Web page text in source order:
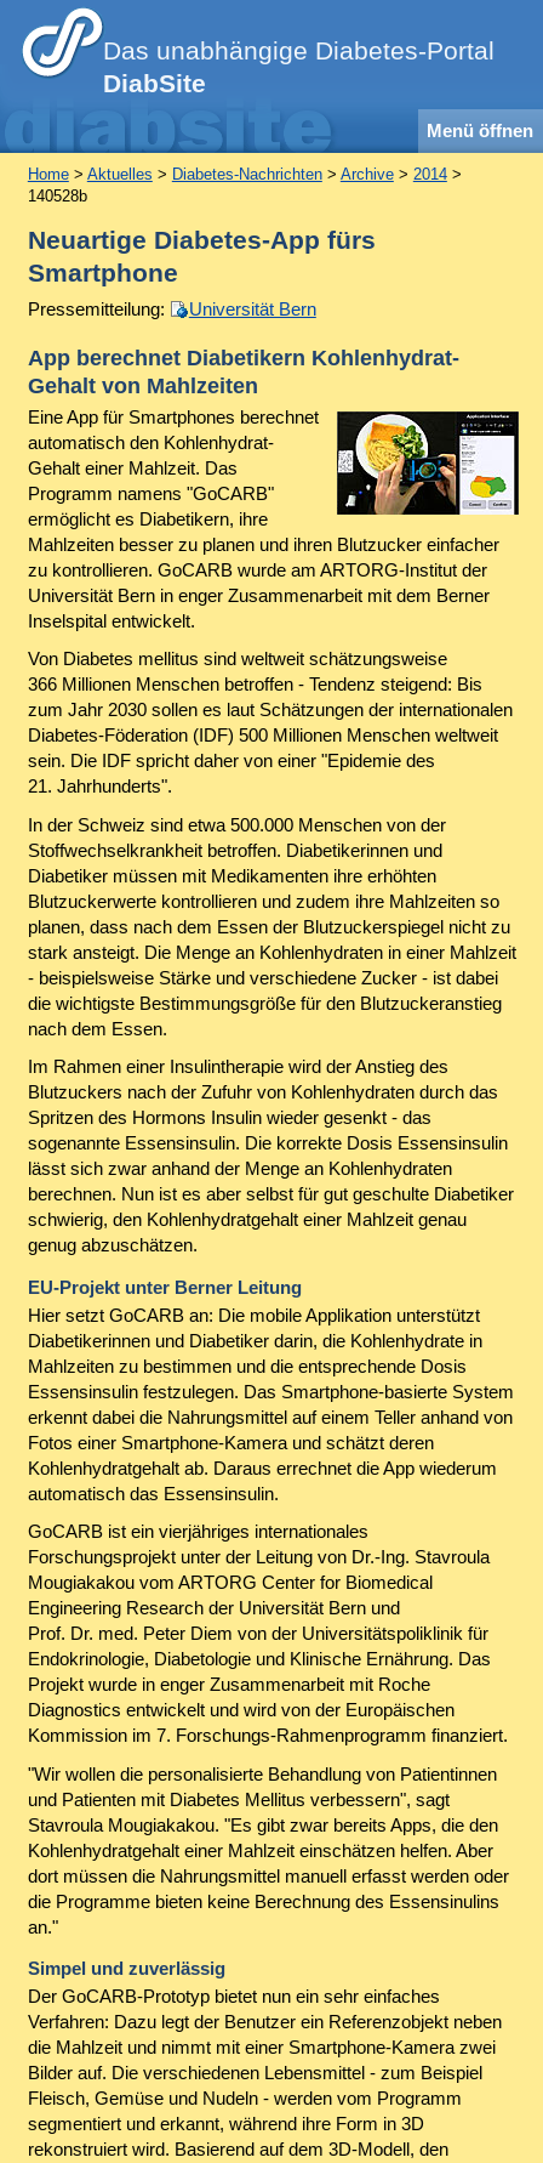
Das unabhängige Diabetes-Portal
DiabSite
Menü öffnen
Home> Aktuelles > Diabetes-Nachrichten> Archive> 2014>
140528b
Neuartige Diabetes-App fürs
Smartphone
Pressemitteilung: Universität Bern
App berechnet Diabetikern Kohlenhydrat-
Gehalt von Mahlzeiten
Eine App für Smartphones berechnet
automatisch den Kohlenhydrat-
Gehalt einer Mahlzeit. Das
Programm namens "GoCARB"
ermöglicht es Diabetikern, ihre
Mahlzeiten besser zu planen und ihren Blutzucker einfacher
zu kontrollieren. GoCARB wurde am ARTORG-Institut der
Universität Bern in enger Zusammenarbeit mit dem Berner
Inselspital entwickelt.
Von Diabetes mellitus sind weltweit schätzungsweise
366 Millionen Menschen betroffen - Tendenz steigend: Bis
zum Jahr 2030 sollen es laut Schätzungen der internationalen
Diabetes-Föderation (IDF) 500 Millionen Menschen weltweit
sein. Die IDF spricht daher von einer "Epidemie des
21. Jahrhunderts".
In der Schweiz sind etwa 500.000 Menschen von der
Stoffwechselkrankheit betroffen. Diabetikerinnen und
Diabetiker müssen mit Medikamenten ihre erhöhten
Blutzuckerwerte kontrollieren und zudem ihre Mahlzeiten so
planen, dass nach dem Essen der Blutzuckerspiegel nicht zu
stark ansteigt. Die Menge an Kohlenhydraten in einer Mahlzeit
- beispielsweise Stärke und verschiedene Zucker - ist dabei
die wichtigste Bestimmungsgröße für den Blutzuckeranstieg
nach dem Essen.
Im Rahmen einer Insulintherapie wird der Anstieg des
Blutzuckers nach der Zufuhr von Kohlenhydraten durch das
Spritzen des Hormons Insulin wieder gesenkt - das
sogenannte Essensinsulin. Die korrekte Dosis Essensinsulin
lässt sich zwar anhand der Menge an Kohlenhydraten
berechnen. Nun ist es aber selbst für gut geschulte Diabetiker
schwierig, den Kohlenhydratgehalt einer Mahlzeit genau
genug abzuschätzen.
EU-Projekt unter Berner Leitung
Hier setzt GoCARB an: Die mobile Applikation unterstützt
Diabetikerinnen und Diabetiker darin, die Kohlenhydrate in
Mahlzeiten zu bestimmen und die entsprechende Dosis
Essensinsulin festzulegen. Das Smartphone-basierte System
erkennt dabei die Nahrungsmittel auf einem Teller anhand von
Fotos einer Smartphone-Kamera und schätzt deren
Kohlenhydratgehalt ab. Daraus errechnet die App wiederum
automatisch das Essensinsulin.
GoCARB ist ein vierjähriges internationales
Forschungsprojekt unter der Leitung von Dr.-Ing. Stavroula
Mougiakakou vom ARTORG Center for Biomedical
Engineering Research der Universität Bern und
Prof. Dr. med. Peter Diem von der Universitätspoliklinik für
Endokrinologie, Diabetologie und Klinische Ernährung. Das
Projekt wurde in enger Zusammenarbeit mit Roche
Diagnostics entwickelt und wird von der Europäischen
Kommission im 7. Forschungs-Rahmenprogramm finanziert.
"Wir wollen die personalisierte Behandlung von Patientinnen
und Patienten mit Diabetes Mellitus verbessern", sagt
Stavroula Mougiakakou. "Es gibt zwar bereits Apps, die den
Kohlenhydratgehalt einer Mahlzeit einschätzen helfen. Aber
dort müssen die Nahrungsmittel manuell erfasst werden oder
die Programme bieten keine Berechnung des Essensinulins
an."
Simpel und zuverlässig
Der GoCARB-Prototyp bietet nun ein sehr einfaches
Verfahren: Dazu legt der Benutzer ein Referenzobjekt neben
die Mahlzeit und nimmt mit einer Smartphone-Kamera zwei
Bilder auf. Die verschiedenen Lebensmittel - zum Beispiel
Fleisch, Gemüse und Nudeln - werden vom Programm
segmentiert und erkannt, während ihre Form in 3D
rekonstruiert wird. Basierend auf dem 3D-Modell, den